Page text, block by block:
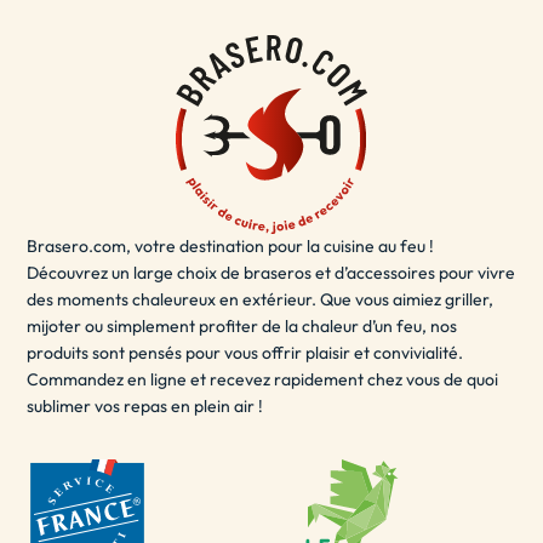
Le brasero terrasse est également sécurisé et facile à
utiliser, vous permettant devous détendre
de votre espace extérieur en toute sécurité. Que vous
souhaitiez passer du temps en solo ou partager des
moments inoubliables avec des amis et de la famille, le
brasero terrasse est la solution idéale pour ajouter une
touche de chaleur et de style à votre espace extérieur.
- LE BRASERO EXTÉRIEUR / BRASERO POUR
JARDIN
Un brasero extérieur est unexcellent choixpour les
soirées d'été en plein air. Il peut être utilisé pour se
créer une ambiance agréable. Les braseros extérieurs
sont disponibles dans une variété de tailles et de
matériaux, y compris le fer, l'acier inoxydable, l'acier
Brasero.com, votre destination pour la cuisine au feu !
Découvrez un large choix de braseros et d’accessoires pour vivre
des moments chaleureux en extérieur. Que vous aimiez griller,
mijoter ou simplement profiter de la chaleur d’un feu, nos
produits sont pensés pour vous offrir plaisir et convivialité.
Commandez en ligne et recevez rapidement chez vous de quoi
sublimer vos repas en plein air !